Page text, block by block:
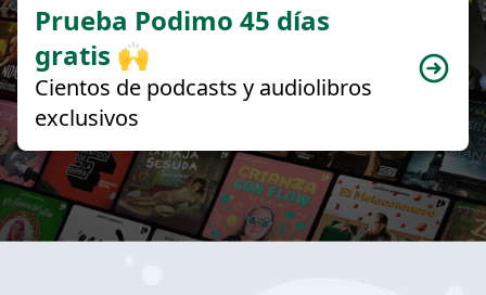
Prueba Podimo 45 días
gratis 🙌
Cientos de podcasts y audiolibros
exclusivos